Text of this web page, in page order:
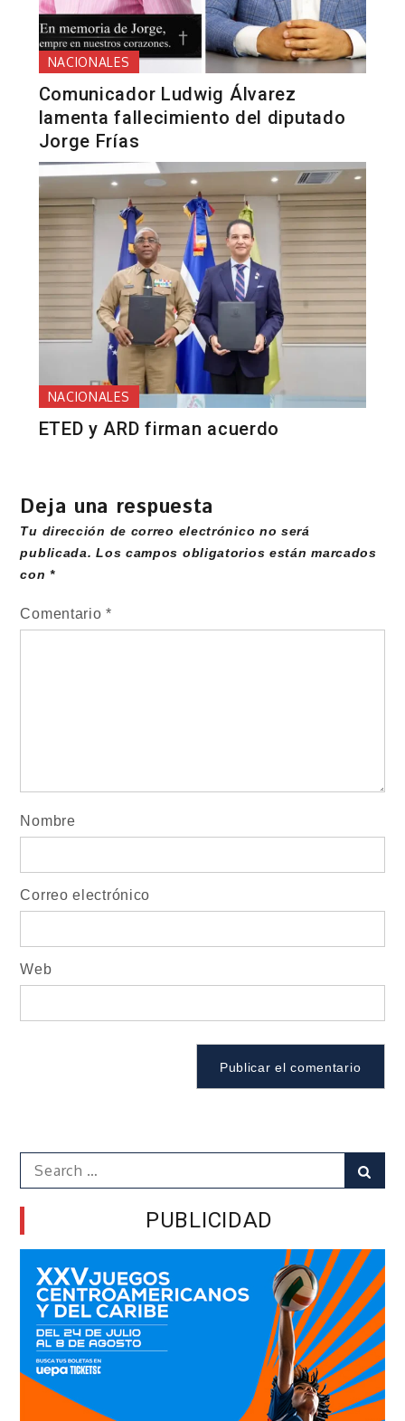
NACIONALES
Comunicador Ludwig Álvarez
lamenta fallecimiento del diputado
Jorge Frías
NACIONALES
ETED y ARD firman acuerdo
Deja una respuesta
Tu dirección de correo electrónico no será
publicada. Los campos obligatorios están marcados
con*
Comentario*
Nombre
Correo electrónico
Web
Search
for:
PUBLICIDAD